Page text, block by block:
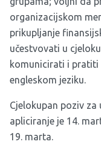
organizacijskom
prikupljanje
učestvovati u
komunicirati i pratiti
engleskom jeziku.
Cjelokupan poziv za
apliciranje je 14.
19. marta.